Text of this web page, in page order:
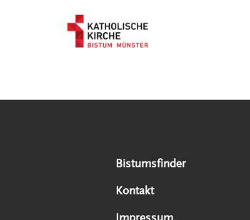
Serviceangebote
Bistumsfinder
Kontakt
Social Media Angebote
Externe Links